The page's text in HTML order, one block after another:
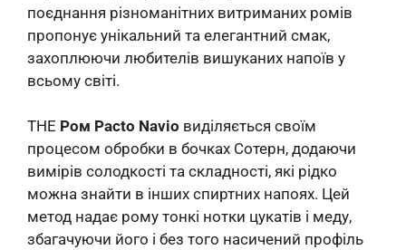
поєднання різноманітних витриманих ромів
пропонує унікальний та елегантний смак,
захоплюючи любителів вишуканих напоїв у
всьому світі.
THE Ром Pacto Navio виділяється своїм
процесом обробки в бочках Сотерн, додаючи
вимірів солодкості та складності, які рідко
можна знайти в інших спиртних напоях. Цей
метод надає рому тонкі нотки цукатів і меду,
збагачуючи його і без того насичений профіль